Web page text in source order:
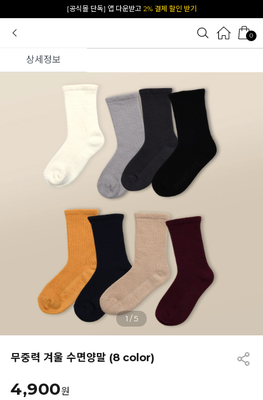
카카오 플친 추가하면1천원 즉시 할인 쿠폰
0
상세정보
1 /5
무중력 겨울 수면양말 (8 color)
4,900원